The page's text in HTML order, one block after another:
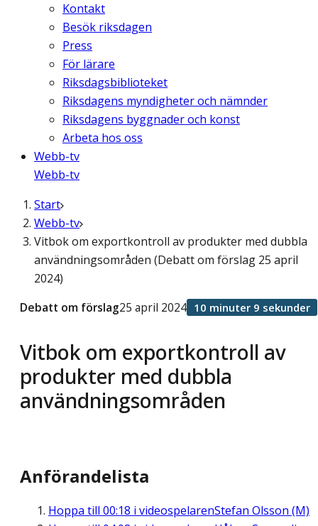
Kontakt
Besök riksdagen
Press
För lärare
Riksdagsbiblioteket
Riksdagens myndigheter och nämnder
Riksdagens byggnader och konst
Arbeta hos oss
Webb-tv
Webb-tv
Start
Webb-tv
Vitbok om exportkontroll av produkter med dubbla
användningsområden (Debatt om förslag 25 april
2024)
Vitbok om exportkontroll av
produkter med dubbla
användningsområden
Debatt om förslag25 april 2024 10 minuter 9 sekunder
Anförandelista
Hoppa till 00:18 i videospelarenStefan Olsson (M)